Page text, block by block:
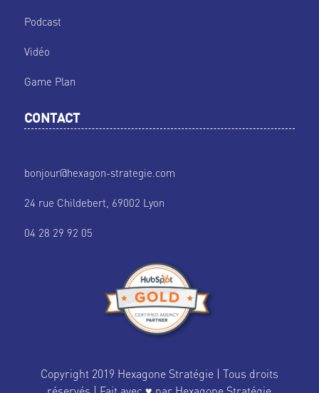
Podcast
Vidéo
Game Plan
CONTACT
bonjour@hexagon-strategie.com
24 rue Childebert, 69002 Lyon
04 28 29 92 05
Copyright 2019 Hexagone Stratégie | Tous droits